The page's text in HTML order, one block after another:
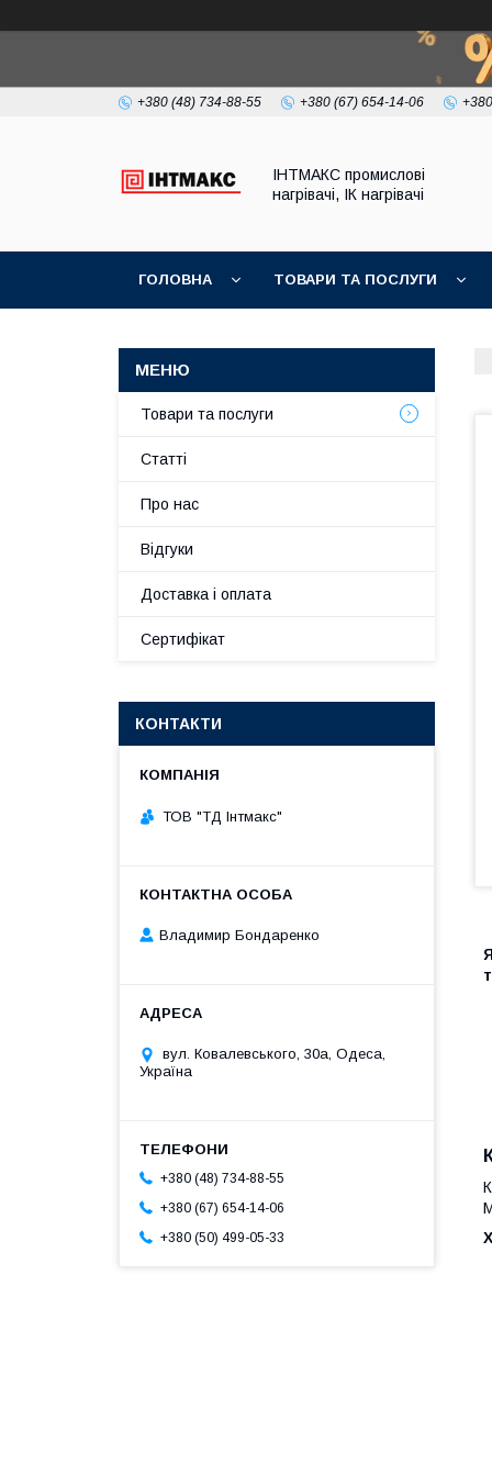
+380 (48) 734-88-55 +380 (67) 654-14-06
ІНТМАКС промислові
нагрівачі, ІК нагрівачі
ГОЛОВНА ТОВАРИ ТА ПОСЛУГИ
Товари та послуги
Статті
Про нас
Відгуки
Доставка і оплата
Сертифікат
КОНТАКТИ
ТОВ "ТД Інтмакс"
Владимир Бондаренко
вул. Ковалевського, 30а, Одеса,
Україна
+380 (48) 734-88-55
+380 (67) 654-14-06
+380 (50) 499-05-33